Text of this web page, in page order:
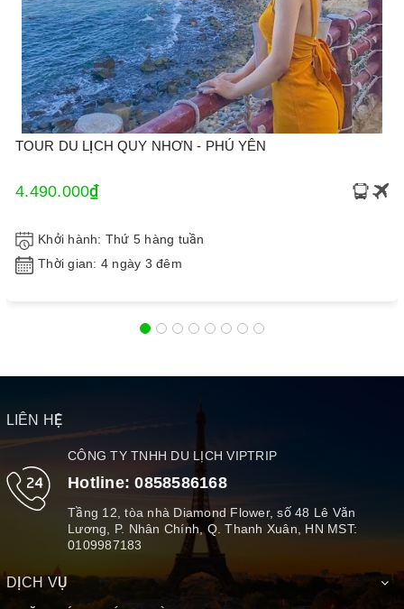
TOUR DU LỊCH QUY NHƠN - PHÚ YÊN
4.490.000₫
Khởi hành: Thứ 5 hàng tuần
Thời gian: 4 ngày 3 đêm
LIÊN HỆ
CÔNG TY TNHH DU LỊCH VIPTRIP
Hotline:0858586168
Tầng 12, tòa nhà Diamond Flower, số 48 Lê Văn
Lương, P. Nhân Chính, Q. Thanh Xuân, HN MST:
0109987183
DỊCH VỤ